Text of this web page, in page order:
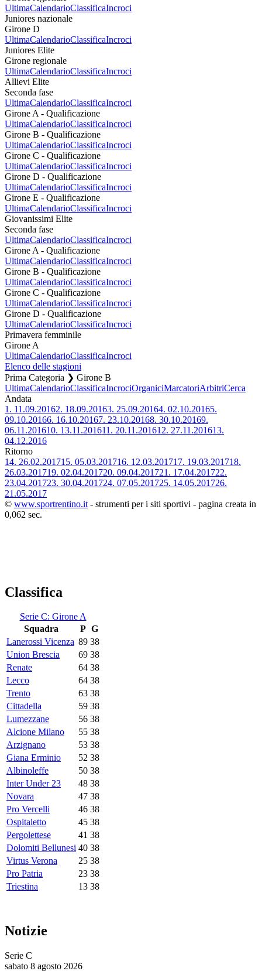
UltimaCalendarioClassificaIncroci
Juniores nazionale
Girone D
UltimaCalendarioClassificaIncroci
Juniores Elite
Girone regionale
UltimaCalendarioClassificaIncroci
Allievi Elite
Seconda fase
UltimaCalendarioClassificaIncroci
Girone A - Qualificazione
UltimaCalendarioClassificaIncroci
Girone B - Qualificazione
UltimaCalendarioClassificaIncroci
Girone C - Qualificazione
UltimaCalendarioClassificaIncroci
Girone D - Qualificazione
UltimaCalendarioClassificaIncroci
Girone E - Qualificazione
UltimaCalendarioClassificaIncroci
Giovanissimi Elite
Seconda fase
UltimaCalendarioClassificaIncroci
Girone A - Qualificazione
UltimaCalendarioClassificaIncroci
Girone B - Qualificazione
UltimaCalendarioClassificaIncroci
Girone C - Qualificazione
UltimaCalendarioClassificaIncroci
Girone D - Qualificazione
UltimaCalendarioClassificaIncroci
Primavera femminile
Girone A
UltimaCalendarioClassificaIncroci
Elenco delle stagioni
Prima Categoria ❯ Girone B
UltimaCalendarioClassificaIncrociOrganiciMarcatoriArbitriCerca
Andata
1. 11.09.20162. 18.09.20163. 25.09.20164. 02.10.20165.
09.10.20166. 16.10.20167. 23.10.20168. 30.10.20169.
06.11.201610. 13.11.201611. 20.11.201612. 27.11.201613.
04.12.2016
Ritorno
14. 26.02.201715. 05.03.201716. 12.03.201717. 19.03.201718.
26.03.201719. 02.04.201720. 09.04.201721. 17.04.201722.
23.04.201723. 30.04.201724. 07.05.201725. 14.05.201726.
21.05.2017
© www.sportrentino.it - strumenti per i siti sportivi - pagina creata in
0,062 sec.
Classifica
Serie C: Girone A
Squadra
P G
Lanerossi Vicenza 89 38
Union Brescia
69 38
Renate
64 38
Lecco
64 38
Trento
63 38
Cittadella
59 38
Lumezzane
56 38
Alcione Milano
55 38
Arzignano
53 38
Giana Erminio
52 38
Albinoleffe
50 38
Inter Under 23
48 38
Novara
47 38
Pro Vercelli
46 38
Ospitaletto
45 38
Pergolettese
41 38
Dolomiti Bellunesi 40 38
Virtus Verona
25 38
Pro Patria
23 38
Triestina
13 38
Notizie
Serie C
sabato 8 agosto 2026